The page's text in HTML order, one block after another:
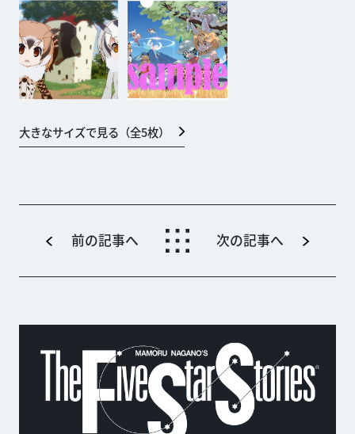
大きなサイズで見る（全5枚）
前の記事へ 次の記事へ